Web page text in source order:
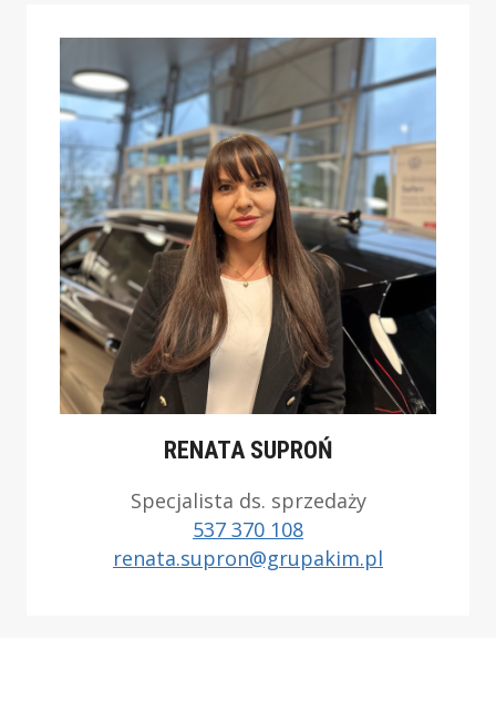
RENATA SUPROŃ
Specjalista ds. sprzedaży
537 370 108
renata.supron@grupakim.pl